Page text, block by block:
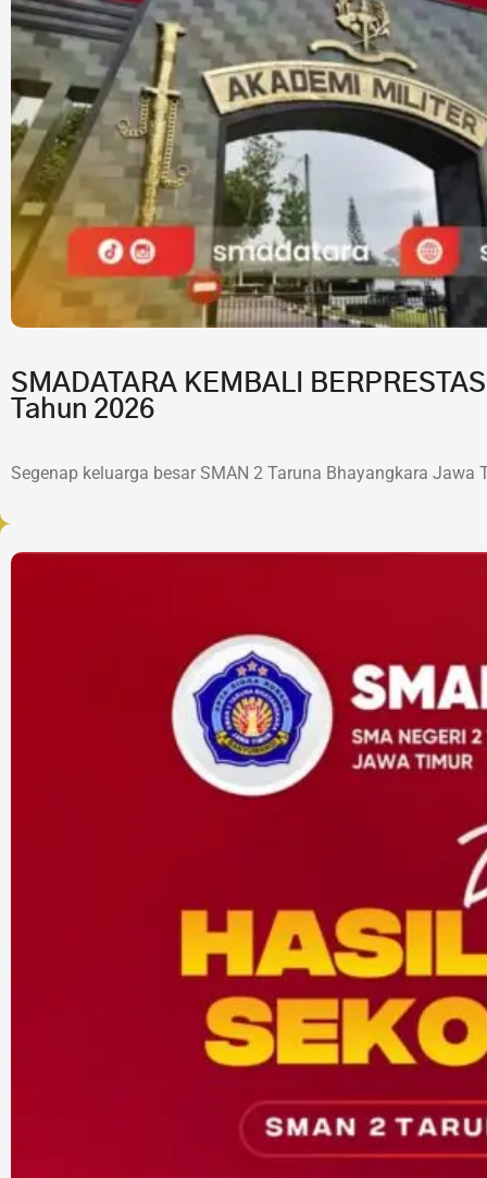
SMADATARA KEMBALI
Tahun 2026
Segenap keluarga besar SMAN 2 Taruna Bhayangkara Jawa